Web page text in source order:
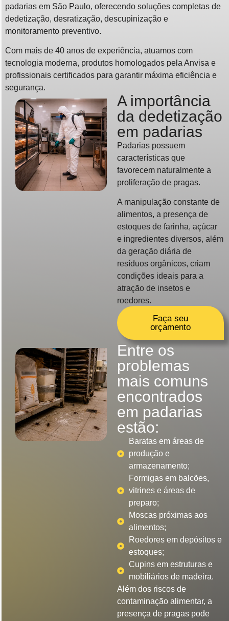
padarias em São Paulo, oferecendo soluções completas de
dedetização, desratização, descupinização e
monitoramento preventivo.
Com mais de 40 anos de experiência, atuamos com
tecnologia moderna, produtos homologados pela Anvisa e
profissionais certificados para garantir máxima eficiência e
segurança.
A importância
da dedetização
em padarias
Padarias possuem
características que
favorecem naturalmente a
proliferação de pragas.
A manipulação constante de
alimentos, a presença de
estoques de farinha, açúcar
e ingredientes diversos, além
da geração diária de
resíduos orgânicos, criam
condições ideais para a
atração de insetos e
roedores.
Faça seu
orçamento
Entre os
problemas
mais comuns
encontrados
em padarias
estão:
Baratas em áreas de
produção e
armazenamento;
Formigas em balcões,
vitrines e áreas de
preparo;
Moscas próximas aos
alimentos;
Roedores em depósitos e
estoques;
Cupins em estruturas e
mobiliários de madeira.
Além dos riscos de
contaminação alimentar, a
presença de pragas pode